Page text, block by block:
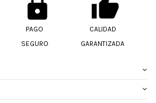
PAGO
SEGURO
CALIDAD
GARANTIZADA